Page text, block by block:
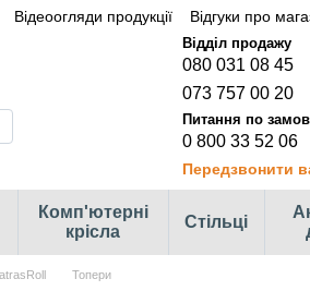
Відеоогляди продукції Відгуки про
080 031 08 45
073 757 00 20
0 800 33 52 06
Передзвонити
Комп'ютерні
крісла
Стільці
Топери